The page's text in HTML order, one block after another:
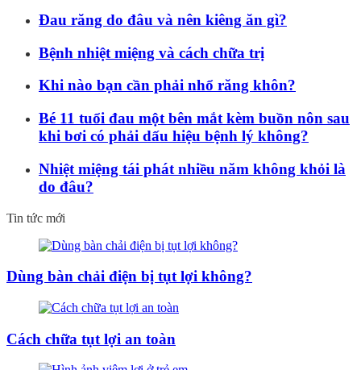
Đau răng do đâu và nên kiêng ăn gì?
Bệnh nhiệt miệng và cách chữa trị
Khi nào bạn cần phải nhổ răng khôn?
Bé 11 tuổi đau một bên mắt kèm buồn nôn sau
khi bơi có phải dấu hiệu bệnh lý không?
Nhiệt miệng tái phát nhiều năm không khỏi là
do đâu?
Tin tức mới
Dùng bàn chải điện bị tụt lợi không?
Cách chữa tụt lợi an toàn